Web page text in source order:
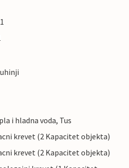
i hladna voda, Tus
krevet (2 Kapacitet objekta)
krevet (2 Kapacitet objekta)